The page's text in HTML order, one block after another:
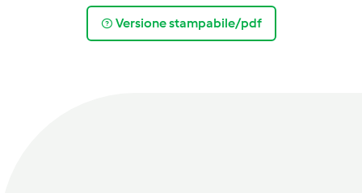
Versione stampabile/pdf